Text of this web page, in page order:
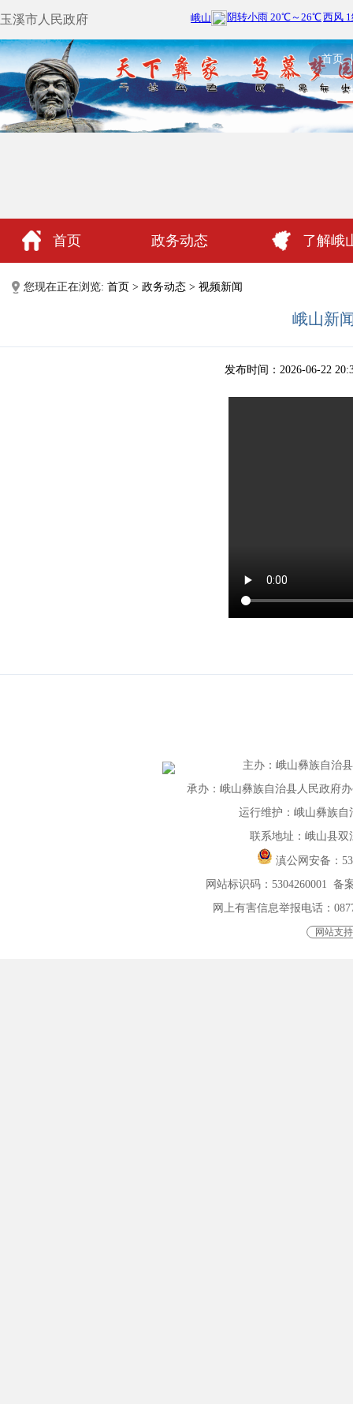
玉溪市人民政府
首页
首页 政务动态 了解峨
政民互动
您现在正在浏览: 首页 > 政务动态 > 视频新闻
峨山新
发布时间：2026-06-22
主办： 峨山彝族自治
承办：峨山彝族自治县人民政府
运行维护：峨山彝族自
联系地址：峨山县双
滇公网安备：
网站标识码：5304260001 备
网上有害信息举报电话：
网站支